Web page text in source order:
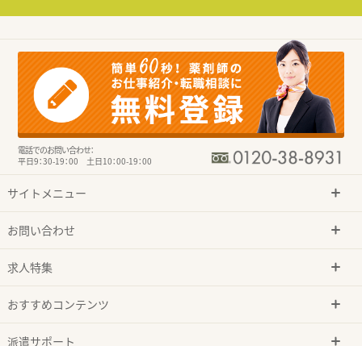
電話でのお問い合わせ：
平日9：30-19：00 土日10：00-19：00
サイトメニュー
お問い合わせ
求人特集
おすすめコンテンツ
派遣サポート